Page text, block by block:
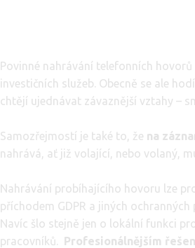
Povinné nahrávání telefonních
investičních služeb. Obecně se ale
chtějí ujednávat závaznější vztahy –
Samozřejmostí je také to, že na
nahrává, ať již volající, nebo volaný,
Nahrávání probíhajícího hovoru lze
příchodem GDPR a jiných
Navíc šlo stejně jen o lokální funkci
pracovníků. Profesionálnějším